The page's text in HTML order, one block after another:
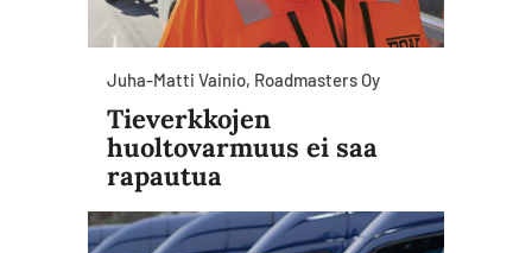
Juha-Matti Vainio, Roadmasters Oy
Tieverkkojen
huoltovarmuus ei saa
rapautua